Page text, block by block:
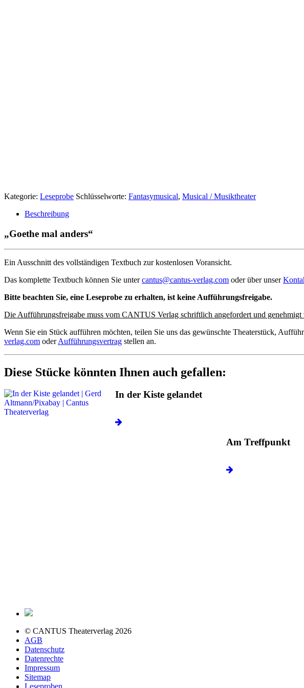
Kategorie: Leseprobe Schlüsselworte: Fantasymusical, Musical / Musiktheater
Beschreibung
„Goethe mal anders“
Ein Ausschnitt des vollständigen Textbuch zur kostenlosen Voransicht.
Das komplette Textbuch können Sie untercantus@cantus-verlag.com oder über unser
Bitte beachten Sie, eine Leseprobe zu erhalten, ist keine Aufführungsfreigabe.
Die Aufführungsfreigabe muss vom CANTUS Verlag schriftlich angefordert und genehmigt
Wenn Sie ein Stück aufführen möchten, teilen Sie uns das gewünschte Theaterstück,
verlag.com oderAufführungsvertrag stellen an.
Diese Stücke könnten Ihnen auch gefallen:
In der Kiste gelandet
Am Treffpunkt
© CANTUS Theaterverlag 2026
AGB
Datenschutz
Datenrechte
Impressum
Sitemap